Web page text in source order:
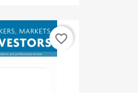
favorite_border